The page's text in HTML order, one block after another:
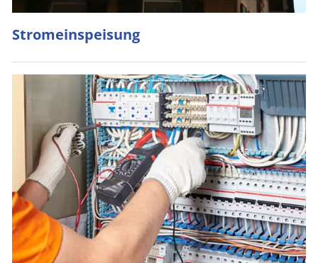
Stromeinspeisung